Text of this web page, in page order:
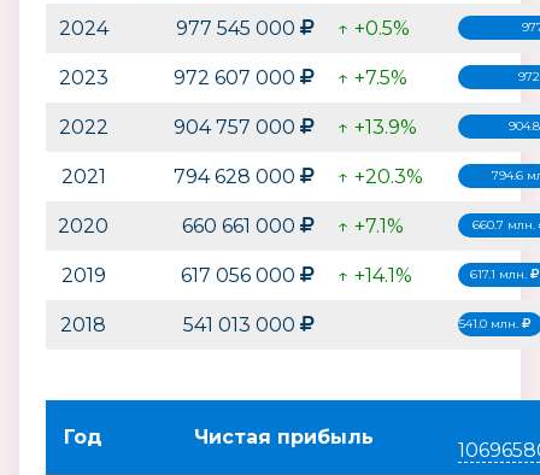
2024 977 545 000 ↑ +0.5%
2023 972 607 000 ↑ +7.5%
2022 904 757 000 ↑ +13.9%
2021 794 628 000 ↑ +20.3% 794.6
2020 660 661 000 ↑ +7.1% 660.7 млн.
2019 617 056 000 ↑ +14.1% 617.1 млн.
2018 541 013 000 541.0 млн.
Год Чистая прибыль